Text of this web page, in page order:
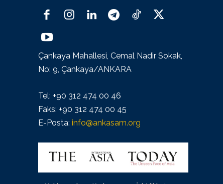
Çankaya Mahallesi, Cemal Nadir Sokak,
No: 9, Çankaya/ANKARA
Tel: +90 312 474 00 46
Faks: +90 312 474 00 45
E-Posta: info@ankasam.org